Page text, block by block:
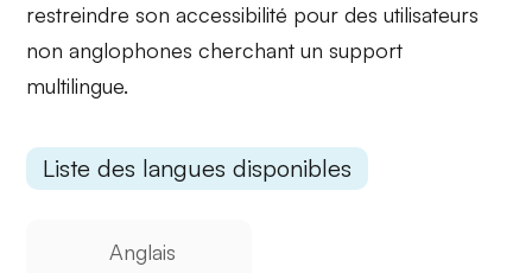
restreindre son accessibilité pour des utilisateurs
non anglophones cherchant un support
multilingue.
Liste des langues disponibles
Anglais